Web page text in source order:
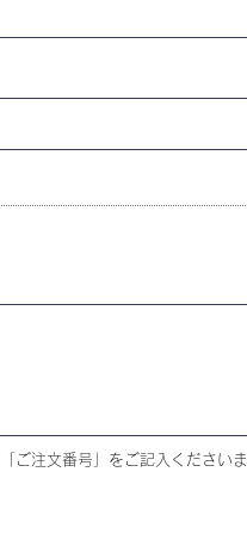
ご注文番号」をご記入くださいま